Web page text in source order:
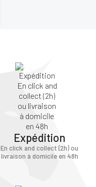
Expédition
En click and collect (2h) ou
livraison à domicile en 48h